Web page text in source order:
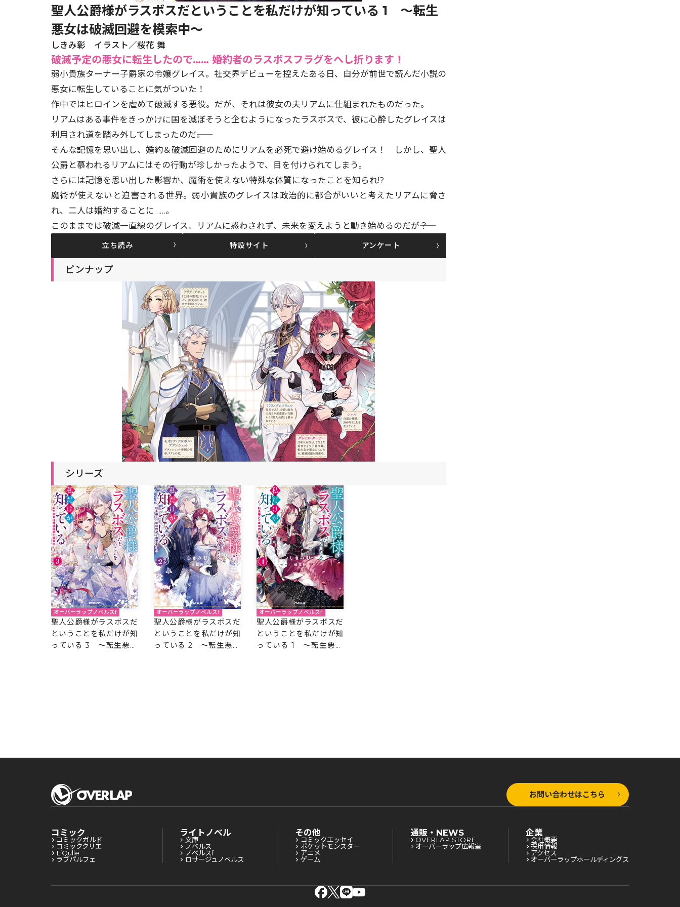
聖人公爵様がラスボスだということを私だけが知っている 1 ～転生
悪女は破滅回避を模索中～
しきみ彰 イラスト／桜花 舞
破滅予定の悪女に転生したので…… 婚約者のラスボスフラグをへし折ります！
弱小貴族ターナー子爵家の令嬢グレイス。社交界デビューを控えたある日、自分が前世で読んだ小説の
悪女に転生していることに気がついた！
作中ではヒロインを虐めて破滅する悪役。だが、それは彼女の夫リアムに仕組まれたものだった。
リアムはある事件をきっかけに国を滅ぼそうと企むようになったラスボスで、彼に心酔したグレイスは
利用され道を踏み外してしまったのだ――。
そんな記憶を思い出し、婚約＆破滅回避のためにリアムを必死で避け始めるグレイス！ しかし、聖人
公爵と慕われるリアムにはその行動が珍しかったようで、目を付けられてしまう。
さらには記憶を思い出した影響か、魔術を使えない特殊な体質になったことを知られ!?
魔術が使えないと迫害される世界。弱小貴族のグレイスは政治的に都合がいいと考えたリアムに脅さ
れ、二人は婚約することに……。
このままでは破滅一直線のグレイス。リアムに惑わされず、未来を変えようと動き始めるのだが――？
立ち読み 特設サイト アンケート
ピンナップ
シリーズ
オーバーラップノベルスf
聖人公爵様がラスボスだ
ということを私だけが知
っている 3 ～転生悪女
オーバーラップノベルスf
聖人公爵様がラスボスだ
ということを私だけが知
っている 2 ～転生悪女
オーバーラップノベルスf
聖人公爵様がラスボスだ
ということを私だけが知
っている 1 ～転生悪女
お問い合わせはこちら
コミック
コミックガルド
コミッククリエ
LiQulle
ラブパルフェ
ライトノベル
文庫
ノベルス
ノベルスf
ロサージュノベルス
その他
コミックエッセイ
ポケットモンスター
アニメ
ゲーム
通販・NEWS
OVERLAP STORE
オーバーラップ広報室
企業
会社概要
採用情報
アクセス
オーバーラップホールディングス